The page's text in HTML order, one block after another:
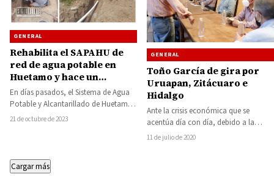
GENERAL
Rehabilita el SAPAHU de
red de agua potable en
Huetamo y hace un
llamado a usar el agua de
forma responsable y
reportar problemas de
fugas
En días pasados, el Sistema de Agua
Potable y Alcantarillado de Huetamo
(SAPAHU) llevó a cabo una serie…
21 de octubre de 2023
GENERAL
Toño García de gira por
Uruapan, Zitácuaro e
Hidalgo
Ante la crisis económica que se
acentúa día con día, debido a la
contingencia sanitaria desatada por
11 de julio de 2020
Cargar más